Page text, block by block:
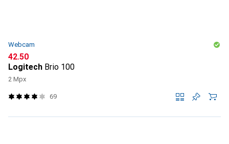
Webcam
CHF
42.50
Logitech Brio 100
2 Mpx
69